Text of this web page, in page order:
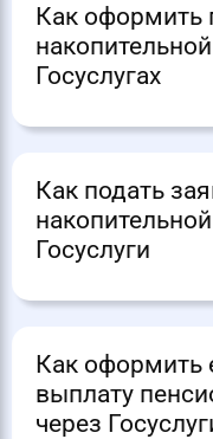
Как оформить
Госуслугах
Как подать
Госуслуги
Как оформить
выплату
через